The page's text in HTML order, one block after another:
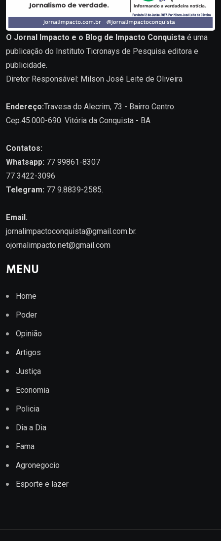
O Jornal Impacto e o Blog de Impacto Conquista é uma
publicação do Instituto Ticronays de Pesquisa editora e
publicidade.
Diretor Responsável: Milson José Leite de Oliveira
Endereço:Travesa do Alecrim, 73 - Bairro Centro.
Cep.45.000-690. Vitória da Conquista - BA
Contatos:
Whatsapp: 77 99861-8307
77 3422-3096
Telegram: 77 9.8839-2585.
Email.
jornalimpactoconquista@gmail.com.br.
ojornalimpacto.net@gmail.com
MENU
Home
Poder
Opinião
Artigos
Justiça
Economia
Policia
Dia a Dia
Fama
Agronegocio
Esporte e lazer